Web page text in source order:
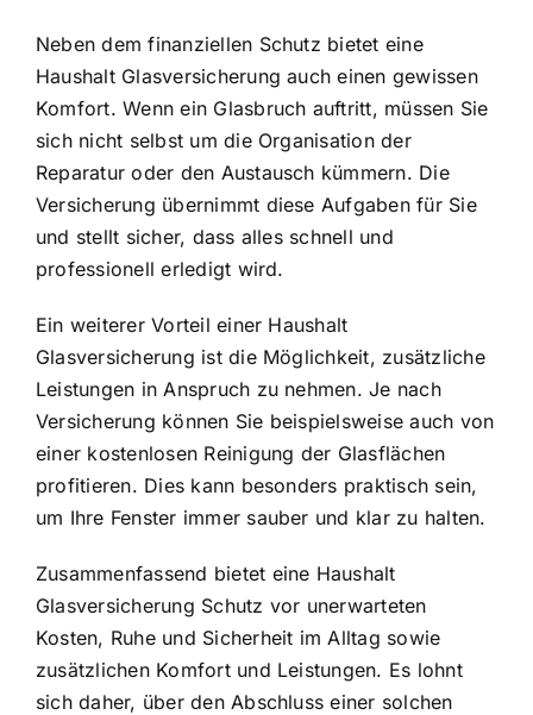
Neben dem finanziellen Schutz bietet eine
Haushalt Glasversicherung auch einen gewissen
Komfort. Wenn ein Glasbruch auftritt, müssen Sie
sich nicht selbst um die Organisation der
Reparatur oder den Austausch kümmern. Die
Versicherung übernimmt diese Aufgaben für Sie
und stellt sicher, dass alles schnell und
professionell erledigt wird.
Ein weiterer Vorteil einer Haushalt
Glasversicherung ist die Möglichkeit, zusätzliche
Leistungen in Anspruch zu nehmen. Je nach
Versicherung können Sie beispielsweise auch von
einer kostenlosen Reinigung der Glasflächen
profitieren. Dies kann besonders praktisch sein,
um Ihre Fenster immer sauber und klar zu halten.
Zusammenfassend bietet eine Haushalt
Glasversicherung Schutz vor unerwarteten
Kosten, Ruhe und Sicherheit im Alltag sowie
zusätzlichen Komfort und Leistungen. Es lohnt
sich daher, über den Abschluss einer solchen